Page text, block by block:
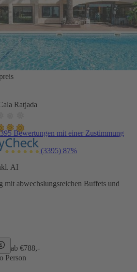
Ratjada
Bewertungen mit einer Zustimmung
(3395) 87%
AI
abwechslungsreichen Buffets und
ab €788,-
Person